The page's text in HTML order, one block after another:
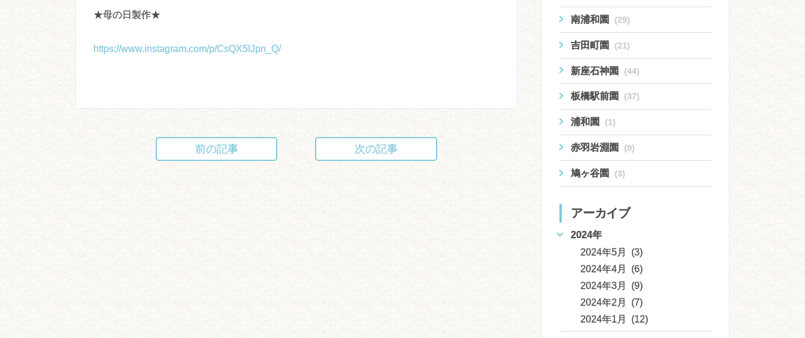
★母の日製作★
https://www.instagram.com/p/CsQX5lJpn_Q/
稿
ナ
ビ
ゲ
シ
ョ
ン
前の記事 次の記事
南浦和園 (29)
吉田町園 (21)
新座石神園 (44)
板橋駅前園 (37)
浦和園 (1)
赤羽岩淵園 (9)
鳩ヶ谷園 (3)
アーカイブ
2024年
2024年5月 (3)
2024年4月 (6)
2024年3月 (9)
2024年2月 (7)
2024年1月 (12)